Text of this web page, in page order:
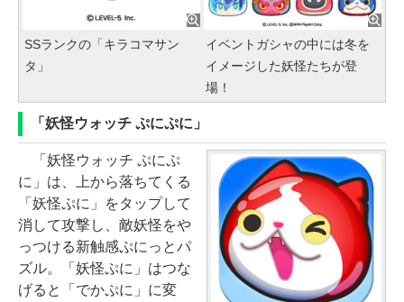
SSランクの「キラコマサン
タ」
イベントガシャの中には冬を
イメージした妖怪たちが登
場！
「妖怪ウォッチ ぷにぷに」
「妖怪ウォッチ ぷにぷ
に」は、上から落ちてくる
「妖怪ぷに」をタップして
消して攻撃し、敵妖怪をや
っつける新触感ぷにっとパ
ズル。「妖怪ぷに」はつな
げると「でかぷに」に変